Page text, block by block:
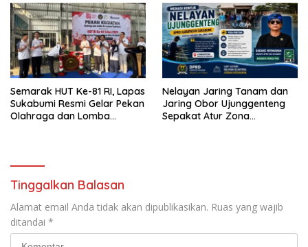
Semarak HUT Ke-81 RI, Lapas
Sukabumi Resmi Gelar Pekan
Olahraga dan Lomba
Nelayan Jaring Tanam dan
Jaring Obor Ujunggenteng
Sepakat Atur Zona
Tinggalkan Balasan
Alamat email Anda tidak akan dipublikasikan. Ruas yang wajib
ditandai *